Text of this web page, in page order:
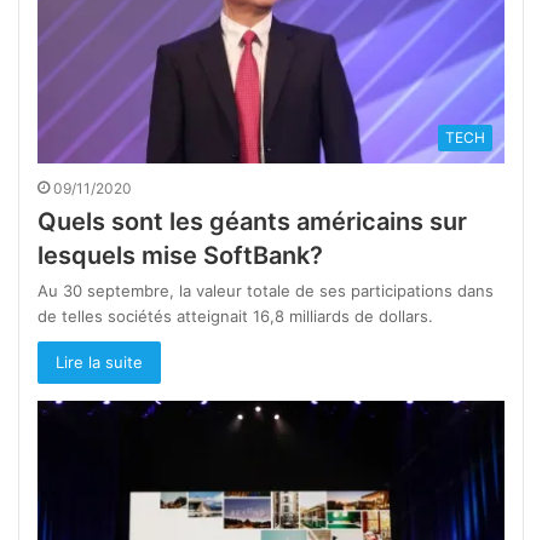
TECH
09/11/2020
Quels sont les géants américains sur
lesquels mise SoftBank?
Au 30 septembre, la valeur totale de ses participations dans
de telles sociétés atteignait 16,8 milliards de dollars.
Lire la suite